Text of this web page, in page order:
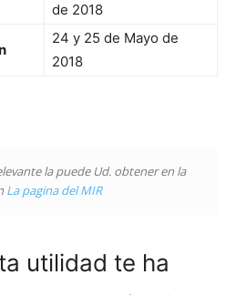
de 2018
24 y 25 de Mayo de
2018
la puede Ud. obtener en la
La pagina del MIR
utilidad te ha